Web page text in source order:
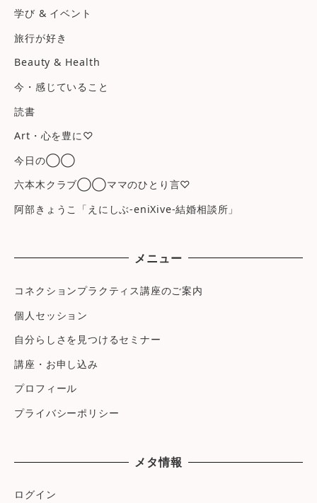
学び & イベント
旅行が好き
Beauty & Health
今・感じていること
読書
Art・心を豊に♡
今日の◯◯
六本木クラブ◯◯ママのひとり言♡
阿部きょうこ「えにしぶ-eniXive-結婚相談所」
メニュー
コネクションプラクティス講座のご案内
個人セッション
自分らしさを見つけるセミナー
講座・お申し込み
プロフィール
プライバシーポリシー
メタ情報
ログイン